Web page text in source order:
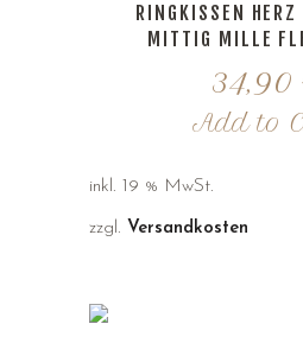
RINGKISSEN HERZ
MITTIG MILLE
34,90
Add to
inkl. 19 % MwSt.
zzgl. Versandkosten